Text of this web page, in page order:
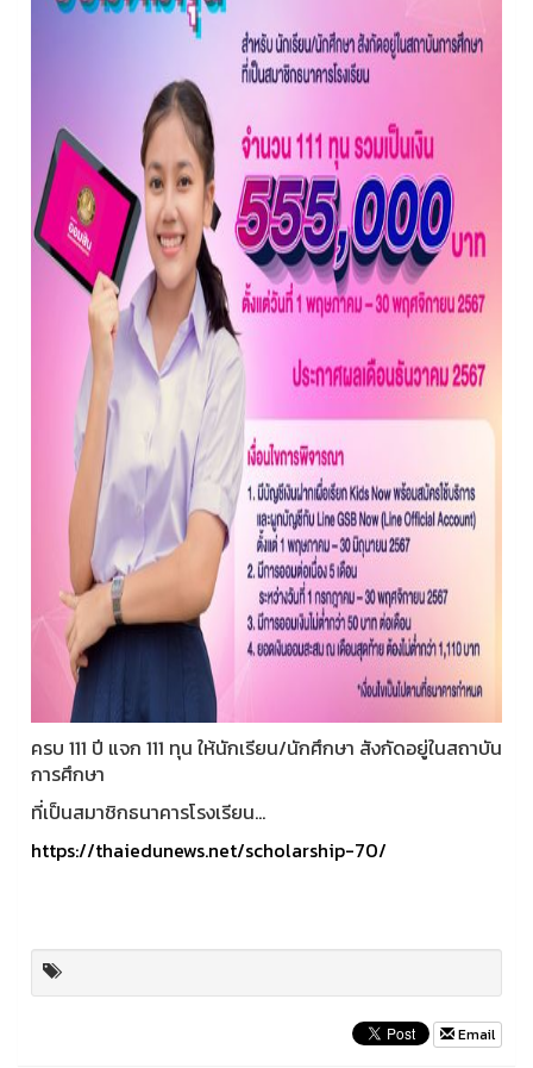
ครบ 111 ปี แจก 111 ทุน ให้นักเรียน/นักศึกษา สังกัดอยู่ในสถาบัน
การศึกษา
ที่เป็นสมาชิกธนาคารโรงเรียน...
https://thaiedunews.net/scholarship-70/
Email